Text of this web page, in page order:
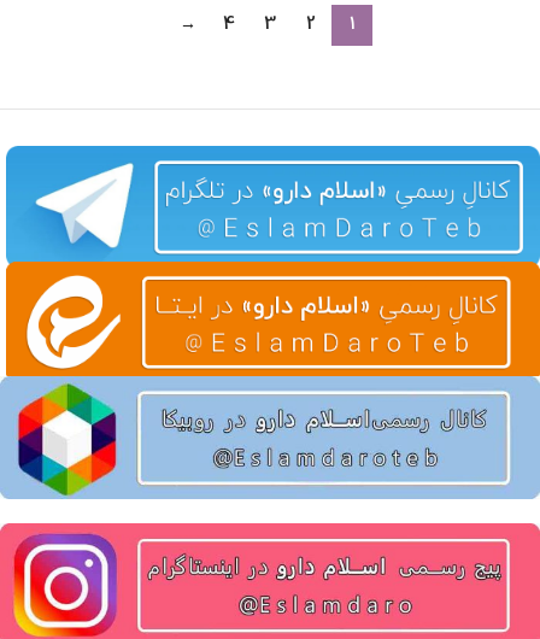
1
2
3
4
→